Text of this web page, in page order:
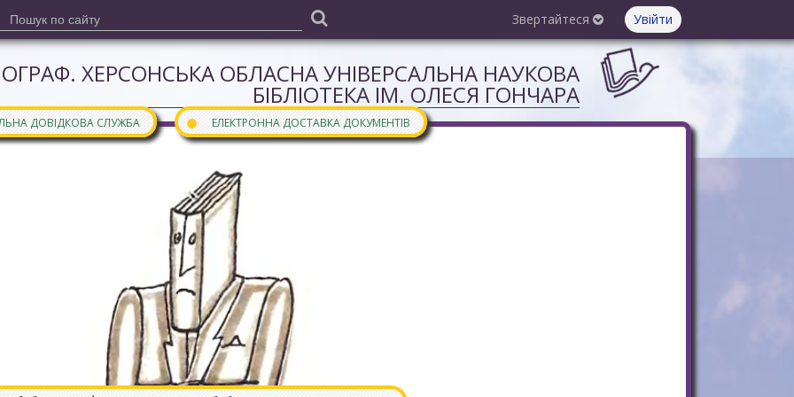
Звертайтеся Увійти
ХЕРСОНСЬКА ОБЛАСНА УНІВЕРСАЛЬНА НАУКОВА
БІБЛІОТЕКА ІМ. ОЛЕСЯ ГОНЧАРА
ДОВІДКОВА СЛУЖБА ● ЕЛЕКТРОННА ДОСТАВКА ДОКУМЕНТІВ